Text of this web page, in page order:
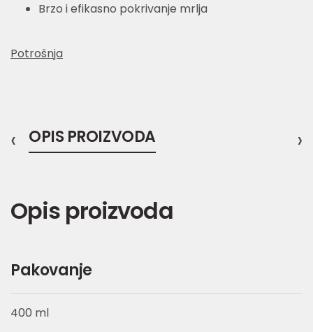
Brzo i efikasno pokrivanje mrlja
Potrošnja
OPIS PROIZVODA
‹ ›
Opis proizvoda
Pakovanje
400 ml